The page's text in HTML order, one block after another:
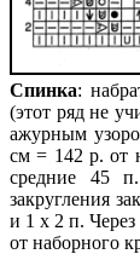
Спинка:
(этот ряд не
ажурным
см = 142 р. от
средние 45
закругления
и 1 х 2 п.
от наборного